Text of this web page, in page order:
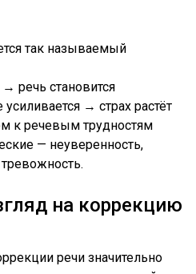
так называемый
речь становится
→ страх растёт
к речевым трудностям
— неуверенность,
на коррекцию
речи значительно